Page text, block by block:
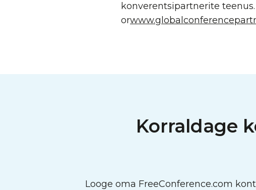
konverentsipartnerite
or
Korraldage
Looge oma FreeConference.com